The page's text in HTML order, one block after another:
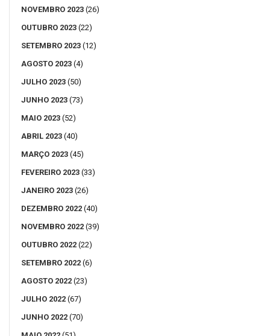
NOVEMBRO 2023 (26)
OUTUBRO 2023 (22)
SETEMBRO 2023 (12)
AGOSTO 2023 (4)
JULHO 2023 (50)
JUNHO 2023 (73)
MAIO 2023 (52)
ABRIL 2023 (40)
MARÇO 2023 (45)
FEVEREIRO 2023 (33)
JANEIRO 2023 (26)
DEZEMBRO 2022 (40)
NOVEMBRO 2022 (39)
OUTUBRO 2022 (22)
SETEMBRO 2022 (6)
AGOSTO 2022 (23)
JULHO 2022 (67)
JUNHO 2022 (70)